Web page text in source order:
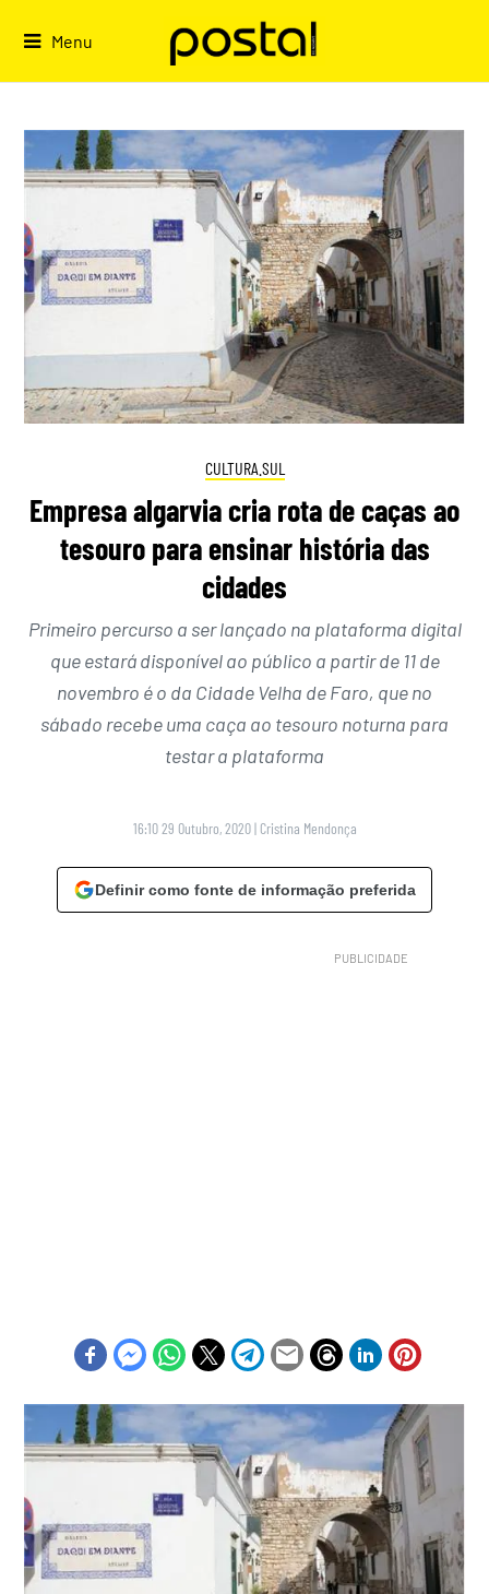
Menu
CULTURA.SUL
Empresa algarvia cria rota de caças ao
tesouro para ensinar história das
cidades
Primeiro percurso a ser lançado na plataforma digital
que estará disponível ao público a partir de 11 de
novembro é o da Cidade Velha de Faro, que no
sábado recebe uma caça ao tesouro noturna para
testar a plataforma
16:10 29 Outubro, 2020 | Cristina Mendonça
Definir como fonte de informação preferida